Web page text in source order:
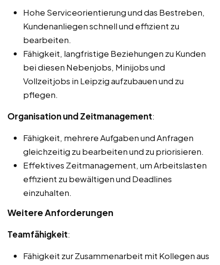
Hohe Serviceorientierung und das Bestreben,
Kundenanliegen schnell und effizient zu
bearbeiten.
Fähigkeit, langfristige Beziehungen zu Kunden
bei diesen Nebenjobs, Minijobs und
Vollzeitjobs in Leipzig aufzubauen und zu
pflegen.
Organisation und Zeitmanagement:
Fähigkeit, mehrere Aufgaben und Anfragen
gleichzeitig zu bearbeiten und zu priorisieren.
Effektives Zeitmanagement, um Arbeitslasten
effizient zu bewältigen und Deadlines
einzuhalten.
Weitere Anforderungen
Teamfähigkeit:
Fähigkeit zur Zusammenarbeit mit Kollegen aus